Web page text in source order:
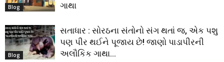
Blog
ગાથા
Blog
સતાધાર : સોરઠના સંતોનો સંગ થતાં જ, એક પશુ
પણ પીર થઈને પૂજાય છે! જાણો પાડાપીરની
અલૌકિક ગાથા…